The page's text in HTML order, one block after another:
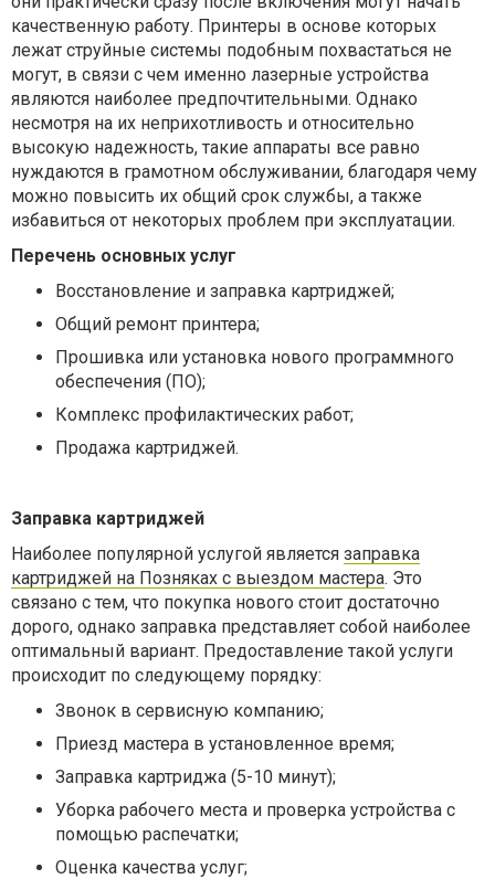
качественную работу. Принтеры в основе которых
лежат струйные системы подобным похвастаться не
могут, в связи с чем именно лазерные устройства
являются наиболее предпочтительными. Однако
несмотря на их неприхотливость и относительно
высокую надежность, такие аппараты все равно
нуждаются в грамотном обслуживании, благодаря чему
можно повысить их общий срок службы, а также
избавиться от некоторых проблем при эксплуатации.
Перечень основных услуг
Восстановление и заправка картриджей;
Общий ремонт принтера;
Прошивка или установка нового программного
обеспечения (ПО);
Комплекс профилактических работ;
Продажа картриджей.
Заправка картриджей
Наиболее популярной услугой является заправка
картриджей на Позняках с выездом мастера. Это
связано с тем, что покупка нового стоит достаточно
дорого, однако заправка представляет собой наиболее
оптимальный вариант. Предоставление такой услуги
происходит по следующему порядку:
Звонок в сервисную компанию;
Приезд мастера в установленное время;
Заправка картриджа (5-10 минут);
Уборка рабочего места и проверка устройства с
помощью распечатки;
Оценка качества услуг;